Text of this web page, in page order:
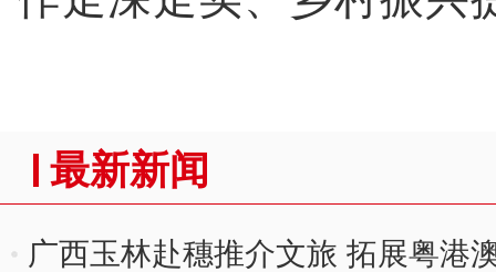
最新新闻
广西玉林赴穗推介文旅 拓展粤港